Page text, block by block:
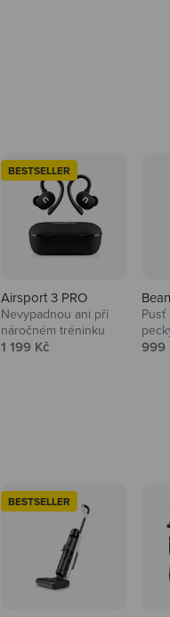
BESTSELLER
Airsport 3 PRO
Nevypadnou ani při
náročném tréninku
Prodejní cena
1 199 Kč 999
BESTSELLER